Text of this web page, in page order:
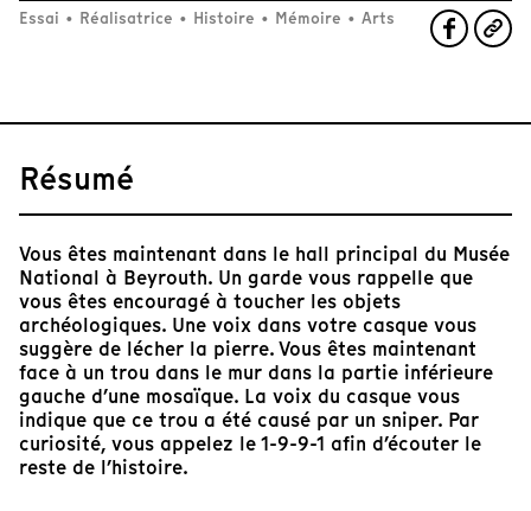
Essai • Réalisatrice • Histoire • Mémoire • Arts
Résumé
Vous êtes maintenant dans le hall principal du Musée
National à Beyrouth. Un garde vous rappelle que
vous êtes encouragé à toucher les objets
archéologiques. Une voix dans votre casque vous
suggère de lécher la pierre. Vous êtes maintenant
face à un trou dans le mur dans la partie inférieure
gauche d’une mosaïque. La voix du casque vous
indique que ce trou a été causé par un sniper. Par
curiosité, vous appelez le 1-9-9-1 afin d’écouter le
reste de l’histoire.